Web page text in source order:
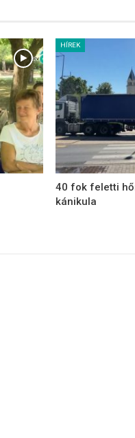
HÍREK
40 fok feletti
kánikula